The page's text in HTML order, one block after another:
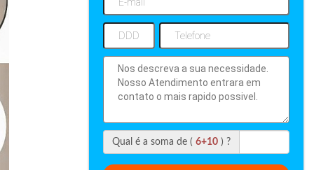
Qual é a soma de ( 6+10 ) ?